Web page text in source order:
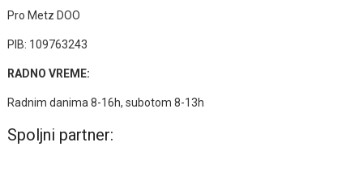
Pro Metz DOO
PIB: 109763243
RADNO VREME:
Radnim danima 8-16h, subotom 8-13h
Spoljni partner: